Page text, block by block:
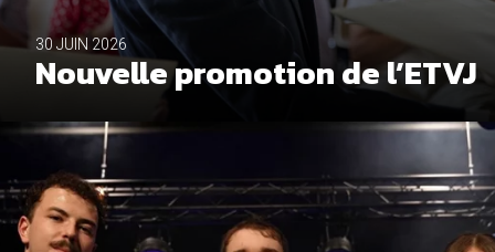
30 JUIN 2026
Nouvelle promotion de l’ETVJ